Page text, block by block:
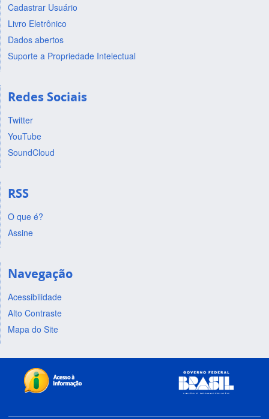
Cadastrar Usuário
Livro Eletrônico
Dados abertos
Suporte a Propriedade Intelectual
Redes Sociais
Twitter
YouTube
SoundCloud
RSS
O que é?
Assine
Navegação
Acessibilidade
Alto Contraste
Mapa do Site